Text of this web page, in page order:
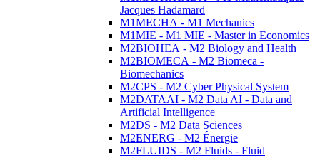
Jacques Hadamard
M1MECHA - M1 Mechanics
M1MIE - M1 MIE - Master in Economics
M2BIOHEA - M2 Biology and Health
M2BIOMECA - M2 Biomeca -
Biomechanics
M2CPS - M2 Cyber Physical System
M2DATAAI - M2 Data AI - Data and
Artificial Intelligence
M2DS - M2 Data Sciences
M2ENERG - M2 Énergie
M2FLUIDS - M2 Fluids - Fluid